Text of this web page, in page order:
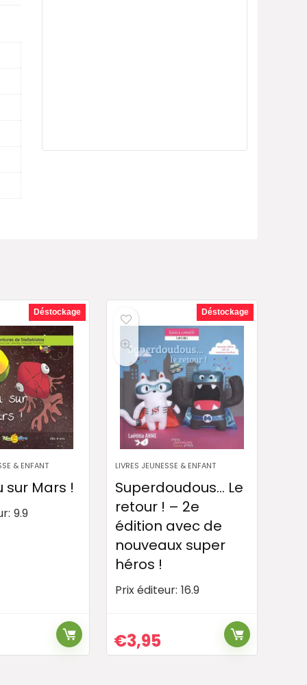
Déstockage
& ENFANT
sur Mars !
9.9
Déstockage
LIVRES JEUNESSE & ENFANT
Superdoudous… Le
retour ! – 2e
édition avec de
nouveaux super
héros !
Prix éditeur: 16.9
€3,95